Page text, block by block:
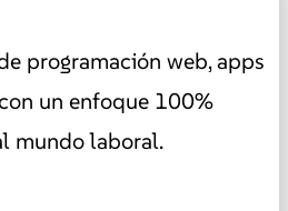
programación web, apps
un enfoque 100%
mundo laboral.